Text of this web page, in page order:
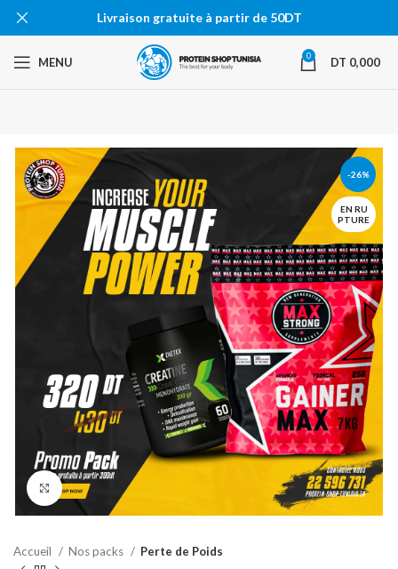
MENU 0 DT 0,000
-26%
EN RU
PTURE
Agrandir
Accueil Nos packs Perte de Poids
Livraison gratuite à partir de 50DT